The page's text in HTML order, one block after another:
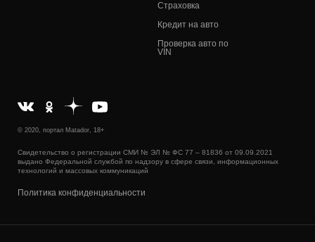
Страховка
Кредит на авто
Проверка авто по
VIN
© 2020, портал Matador, 18+
Свидетельство о регистрации СМИ № ЭЛ № ФС 77 – 81836 от 09.09.2021
выдано Федеральной службой по надзору в сфере связи, информационных
технологий и массовых коммуникаций
Политика конфиденциальности